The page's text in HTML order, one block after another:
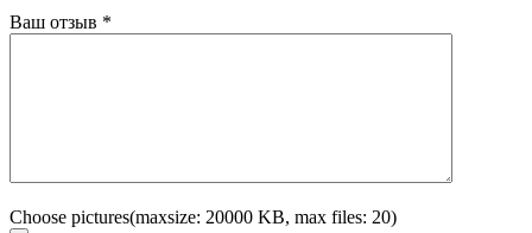
Ваш отзыв *
Choose pictures(maxsize: 20000 KB, max files: 20)